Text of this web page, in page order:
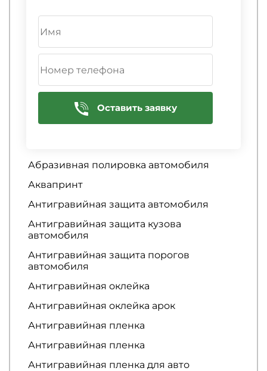
Диагностика гидроусилителя руля
Диагностика ГРМ
Диагностика двигателя
Диагностика двигателя
Ремонт кузова
Абразивная полировка автомобиля
Аквапринт
Антигравийная защита автомобиля
Антигравийная защита кузова
автомобиля
Антигравийная защита порогов
автомобиля
Антигравийная оклейка
Антигравийная оклейка арок
Антигравийная пленка
Антигравийная пленка
Антигравийная пленка для авто
Оставить заявку